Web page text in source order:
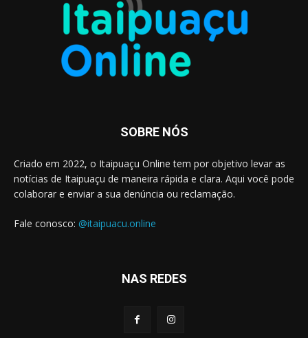
SOBRE NÓS
Criado em 2022, o Itaipuaçu Online tem por objetivo levar as
notícias de Itaipuaçu de maneira rápida e clara. Aqui você pode
colaborar e enviar a sua denúncia ou reclamação.
Fale conosco: @itaipuacu.online
NAS REDES